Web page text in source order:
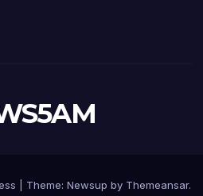
Theme: Newsup by Themeansar.